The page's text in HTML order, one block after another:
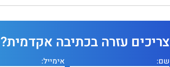
צריכים עזרה בכתיבה אקדמית?
שם: אימייל: